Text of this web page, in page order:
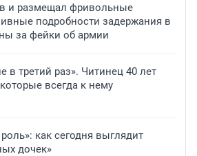
и размещал фривольные
подробности задержания в
за фейки об армии
в третий раз». Читинец 40 лет
всегда к нему
как сегодня выглядит
дочек»